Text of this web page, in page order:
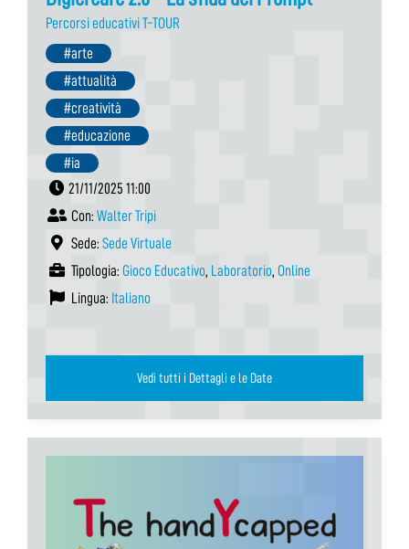
Percorsi educativi T-TOUR
#arte
#attualità
#creatività
#educazione
#ia
21/11/2025 11:00
Con: Walter Tripi
Sede: Sede Virtuale
Tipologia: Gioco Educativo, Laboratorio, Online
Lingua: Italiano
Vedi tutti i Dettagli e le Date